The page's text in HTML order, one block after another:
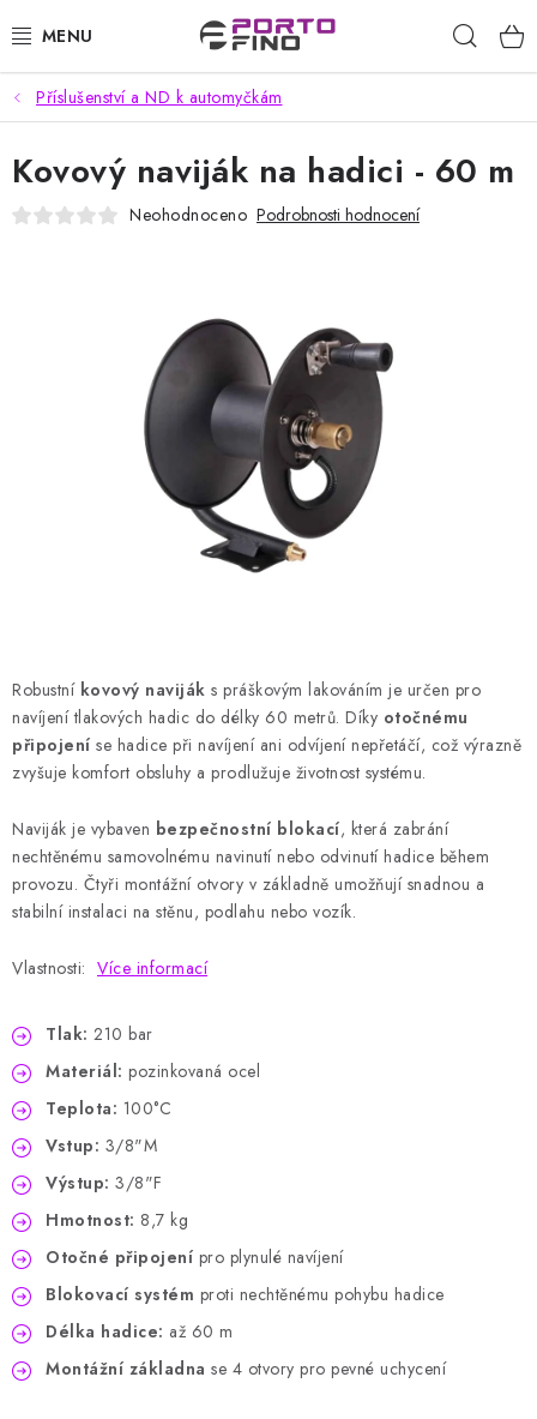
na
CHEMIE A PÉČE O VOZIDLA
PŘÍSLUŠENSTVÍ A ND K AUTOMYČKÁM
VYSOKOTLAKÉ A ČISTÍCÍ STROJE
DOMÁCNOST A ZAHRADA
CHEMIE - BEZKONTAKTNÍ MYČKY
HODNOCENÍ OBCHODU
Samoobslužné platební terminály
Příslušenství a ND k automyčkám
Robustní kovový naviják s práškovým lakováním je určen pro
navíjení tlakových hadic do délky 60 metrů. Díky otočnému
připojení se hadice při navíjení ani odvíjení nepřetáčí, což výrazně
zvyšuje komfort obsluhy a prodlužuje životnost systému.
Naviják je vybaven bezpečnostní blokací, která zabrání
nechtěnému samovolnému navinutí nebo odvinutí hadice během
provozu. Čtyři montážní otvory v základně umožňují snadnou a
stabilní instalaci na stěnu, podlahu nebo vozík.
Vlastnosti: Více informací
Tlak: 210 bar
Materiál: pozinkovaná ocel
Teplota: 100°C
Vstup: 3/8"M
Výstup: 3/8"F
Hmotnost: 8,7 kg
Otočné připojení pro plynulé navíjení
Blokovací systém proti nechtěnému pohybu hadice
Délka hadice: až 60 m
Montážní základna se 4 otvory pro pevné uchycení
Kovový naviják na hadici - 60 m
Neohodnoceno Podrobnosti hodnocení